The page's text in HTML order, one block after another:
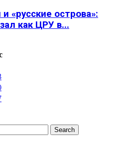
«русские острова»:
как ЦРУ в...
Search